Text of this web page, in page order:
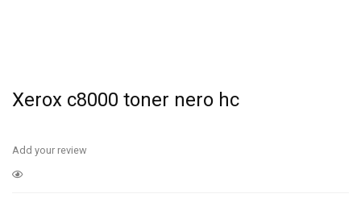
Xerox c8000 toner nero hc
Add your review